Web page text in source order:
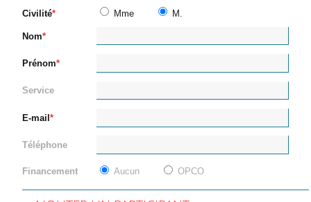
Civilité Mme M.
Nom
Prénom
Service
E-mail
Téléphone
Financement Aucun OPCO